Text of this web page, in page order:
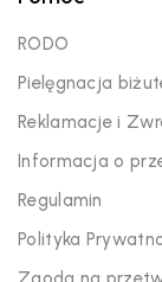
RODO
Pielęgnacja
Reklamacje i
Informacja o
Regulamin
Polityka